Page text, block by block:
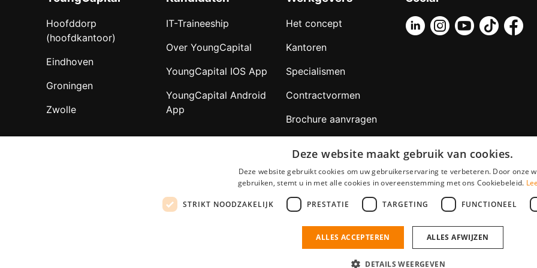
Hoofddorp
(hoofdkantoor)
Eindhoven
Groningen
Zwolle
IT-Traineeship
Over YoungCapital
YoungCapital IOS App
YoungCapital Android
App
Het concept
Kantoren
Specialismen
Contractvormen
Brochure aanvragen
Bereken uw tarief
Partners
IT Vacatures is onderdeel
voorwaarden•Privacy
Mogen wij cookies plaatsen? Check hier onscookiestatement
Deze website maakt gebruik van cookies.
Deze website gebruikt cookies om uw gebruikerservaring te verbeteren. Door onze
gebruiken, stemt u in met alle cookies in overeenstemming met ons Cookiebeleid.
STRIKT NOODZAKELIJK PRESTATIE TARGETING FUNCTIONEEL
ALLES ACCEPTEREN ALLES AFWIJZEN
DETAILS WEERGEVEN